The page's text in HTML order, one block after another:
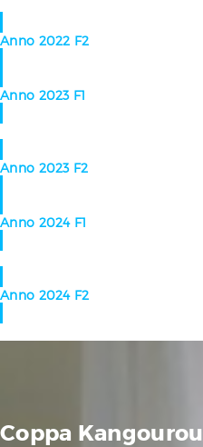
Anno 2022 F2
Anno 2023 F1
Anno 2023 F2
Anno 2024 F1
Anno 2024 F2
Coppa Kangourou